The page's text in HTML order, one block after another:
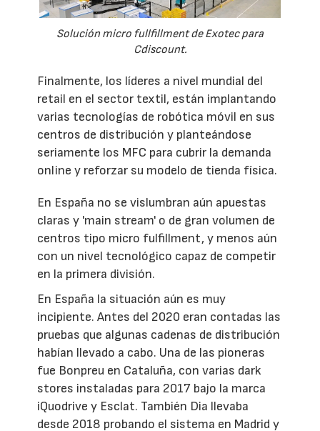
Solución micro fullfillment de Exotec para
Cdiscount.
Finalmente, los líderes a nivel mundial del
retail en el sector textil, están implantando
varias tecnologías de robótica móvil en sus
centros de distribución y planteándose
seriamente los MFC para cubrir la demanda
online y reforzar su modelo de tienda física.
En España no se vislumbran aún apuestas
claras y 'main stream' o de gran volumen de
centros tipo micro fulfillment, y menos aún
con un nivel tecnológico capaz de competir
en la primera división.
En España la situación aún es muy
incipiente. Antes del 2020 eran contadas las
pruebas que algunas cadenas de distribución
habían llevado a cabo. Una de las pioneras
fue Bonpreu en Cataluña, con varias dark
stores instaladas para 2017 bajo la marca
iQuodrive y Esclat. También Dia llevaba
desde 2018 probando el sistema en Madrid y